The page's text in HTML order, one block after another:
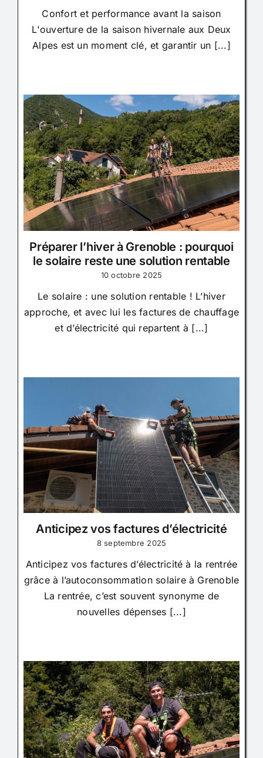
Confort et performance avant la saison
L'ouverture de la saison hivernale aux Deux
Alpes est un moment clé, et garantir un [...]
Préparer l’hiver à Grenoble : pourquoi
le solaire reste une solution rentable
10 octobre 2025
Le solaire : une solution rentable ! L’hiver
approche, et avec lui les factures de chauffage
et d’électricité qui repartent à [...]
Anticipez vos factures d’électricité
8 septembre 2025
Anticipez vos factures d’électricité à la rentrée
grâce à l’autoconsommation solaire à Grenoble
La rentrée, c’est souvent synonyme de
nouvelles dépenses [...]